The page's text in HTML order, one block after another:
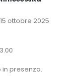
ottobre 2025
presenza.